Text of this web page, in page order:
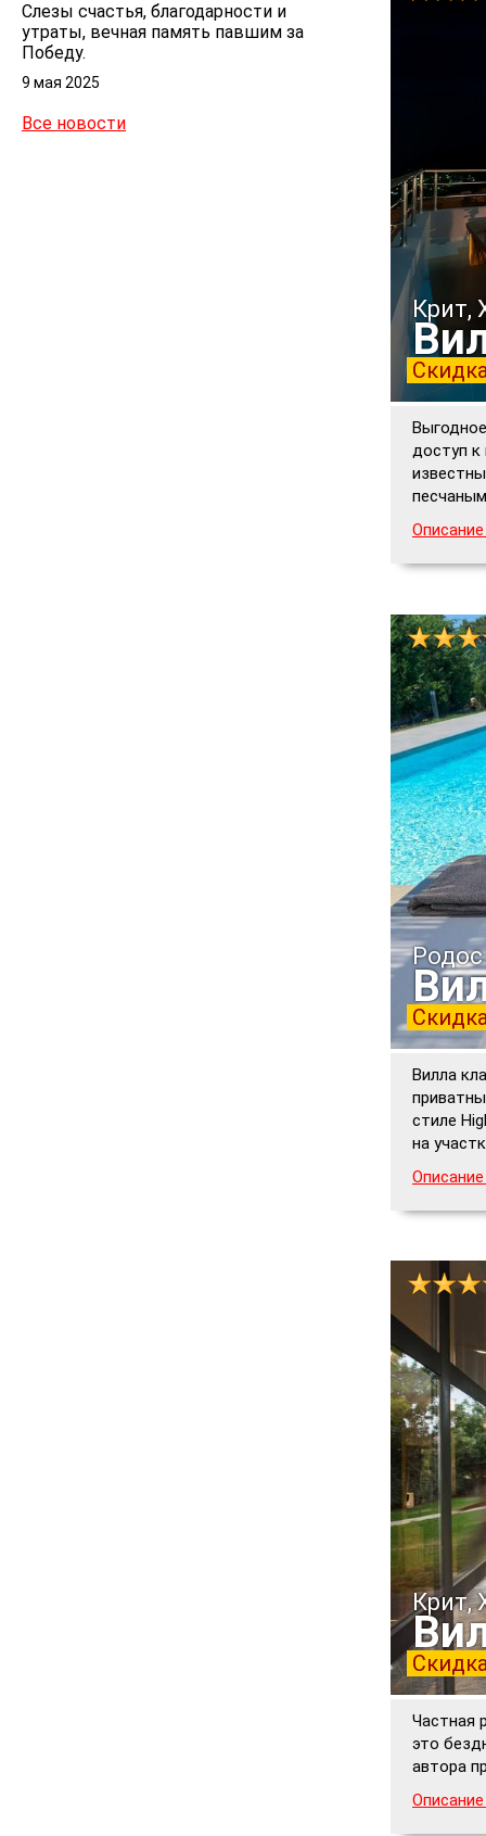
Слезы счастья, благодарности и
утраты, вечная память павшим за
Победу.
9 мая 2025
Все новости
Крит,
доступ к
Родос
Вилла
стиле
на
Крит,
Частная
это
автора